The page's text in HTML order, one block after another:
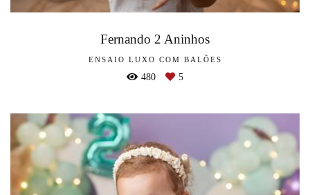
Fernando 2 Aninhos
ENSAIO LUXO COM BALÕES
480 5